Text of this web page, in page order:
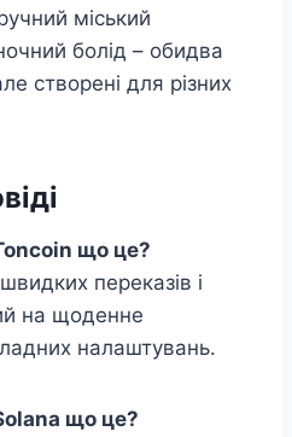
міський
болід – обидва
створені для різних
що це?
переказів і
на щоденне
налаштувань.
що це?